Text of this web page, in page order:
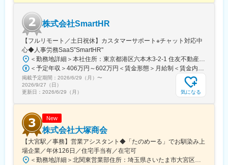
株式会社SmartHR
【フルリモート／土日祝休】カスタマーサポート※チャット対応中
心◆人事労務SaaS”SmartHR"
＜勤務地詳細＞本社住所：東京都港区六本木3-2-1 住友不動産六本木グランドタワー勤務地最寄駅：東京メトロ南北線／六本木一丁目駅受動喫煙対策：屋内全面禁煙変更の範囲：会社の定める事業所（リモートワーク含む）
＜予定年収＞406万円～602万円＜賃金形態＞月給制＜賃金内訳＞月額（基本給）：212,480円～315,200円その他固定手当/月：5,000円固定残業手当/月：77,520円～114,800円（固定残業時間45時間0分/月）超過した時間外労働の残業手当は追加支給＜月給＞295,000円～435,000円（一律手当を含む）＜昇給有無＞有＜残業手当＞有賃金はあくまでも目安の金額であり、選考を通じて上下する可能性があります。月給(月額)は固定手当を含めた表記です。
掲載予定期間： 2026/6/29（月） 〜
2026/9/27（日）
更新日： 2026/6/29（月） 気になる
New
株式会社大塚商会
【大宮駅／事務】営業アシスタント◆「たのめーる」でお馴染み上
場企業／年休126日／住宅手当有／在宅可
＜勤務地詳細＞北関東営業部住所：埼玉県さいたま市大宮区桜木町1-195-1 大宮ソラミチKOZ 12階受動喫煙対策：屋内全面禁煙変更の範囲：会社の定める事業所（リモートワーク含む）